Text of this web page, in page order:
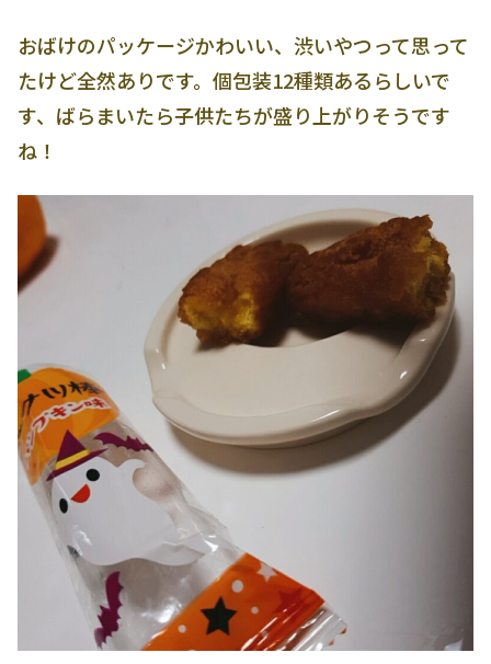
おばけのパッケージかわいい、渋いやつって思って
たけど全然ありです。個包装12種類あるらしいで
す、ばらまいたら子供たちが盛り上がりそうです
ね！